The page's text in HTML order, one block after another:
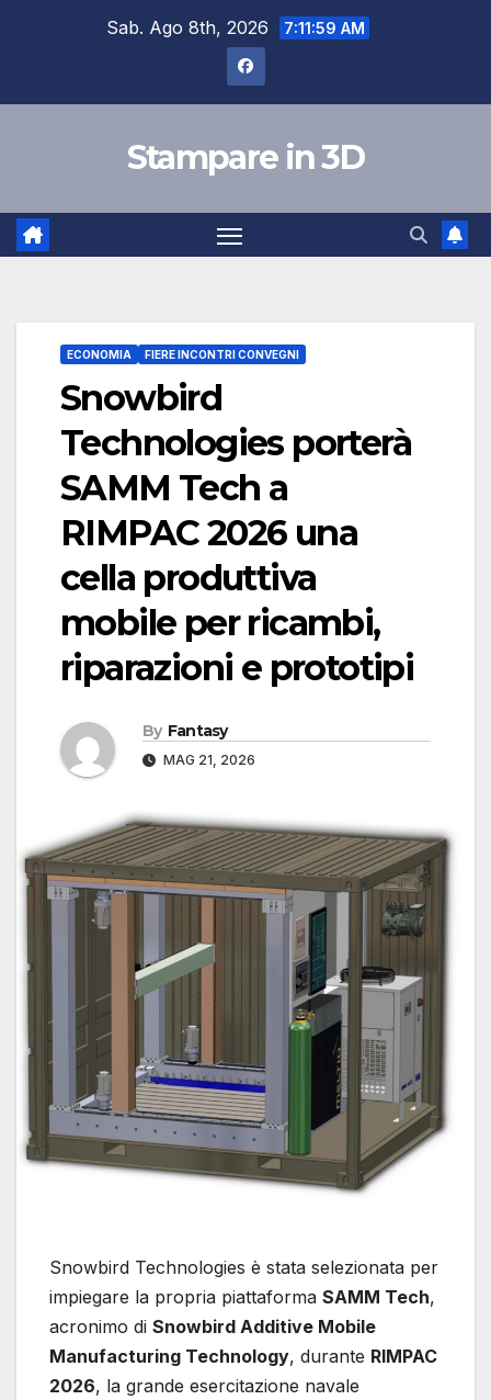
Sab. Ago 8th, 2026 7:12:00 AM
Stampare in 3D
ECONOMIA FIERE INCONTRI CONVEGNI
Snowbird
Technologies porterà
SAMM Tech a
RIMPAC 2026 una
cella produttiva
mobile per ricambi,
riparazioni e prototipi
By Fantasy
MAG 21, 2026
Snowbird Technologies è stata selezionata per
impiegare la propria piattaforma SAMM Tech,
acronimo di Snowbird Additive Mobile
Manufacturing Technology, durante RIMPAC
2026, la grande esercitazione navale